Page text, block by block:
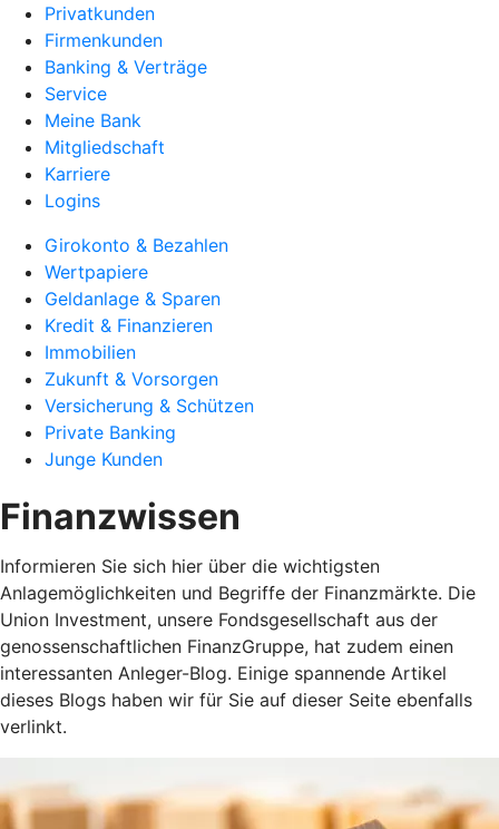
Privatkunden
Firmenkunden
Banking & Verträge
Service
Meine Bank
Mitgliedschaft
Karriere
Logins
Girokonto & Bezahlen
Wertpapiere
Geldanlage & Sparen
Kredit & Finanzieren
Immobilien
Zukunft & Vorsorgen
Versicherung & Schützen
Private Banking
Junge Kunden
Finanzwissen
Informieren Sie sich hier über die wichtigsten
Anlagemöglichkeiten und Begriffe der Finanzmärkte. Die
Union Investment, unsere Fondsgesellschaft aus der
genossenschaftlichen FinanzGruppe, hat zudem einen
interessanten Anleger-Blog. Einige spannende Artikel
dieses Blogs haben wir für Sie auf dieser Seite ebenfalls
verlinkt.